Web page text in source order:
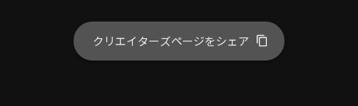
クリエイターズページをシェア